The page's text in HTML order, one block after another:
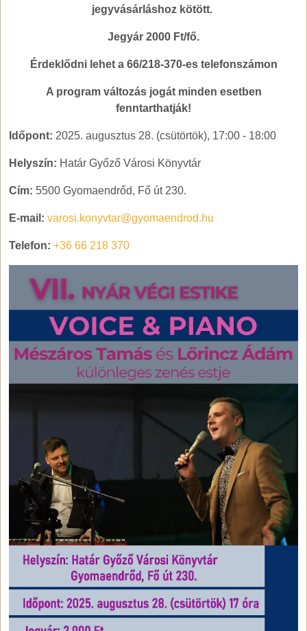
jegyvásárláshoz kötött.
Jegyár 2000 Ft/fő.
Érdeklődni lehet a 66/218-370-es telefonszámon
A program változás jogát minden esetben
fenntarthatják!
Időpont: 2025. augusztus 28. (csütörtök), 17:00 - 18:00
Helyszín: Határ Győző Városi Könyvtár
Cím: 5500 Gyomaendrőd, Fő út 230.
E-mail: varosi.konyvtar@gyomaendrod.hu
Telefon: +36 66 218 370